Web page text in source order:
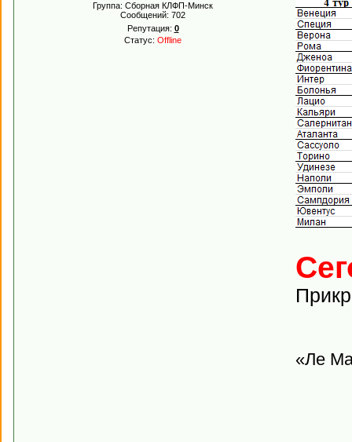
Группа: Сборная КЛФП-Минск
Сообщений: 702
Репутация: 0
Статус: Offline
«Ле